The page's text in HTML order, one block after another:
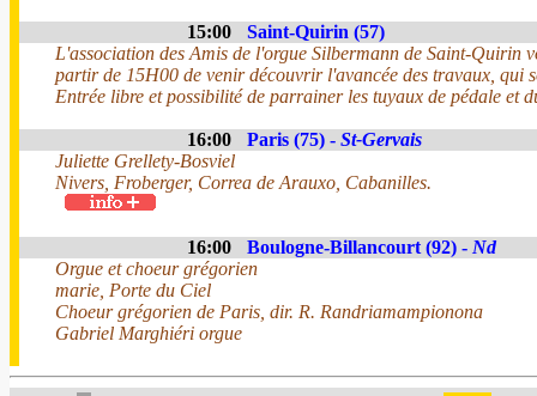
15:00
Saint-Quirin (57)
L'association des Amis de l'orgue Silbermann de Saint-Quirin
partir de 15H00 de venir découvrir l'avancée des travaux, qui
Entrée libre et possibilité de parrainer les tuyaux de pédale et
16:00 Paris (75) - St-Gervais
Juliette Grellety-Bosviel
Nivers, Froberger, Correa de Arauxo, Cabanilles.
16:00 Boulogne-Billancourt (92) - Nd
Orgue et choeur grégorien
marie, Porte du Ciel
Choeur grégorien de Paris, dir. R. Randriamampionona
Gabriel Marghiéri orgue